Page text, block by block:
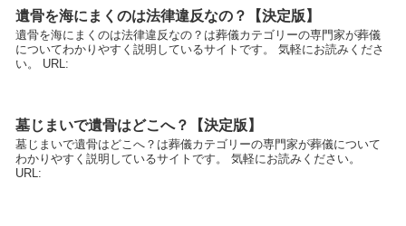
遺骨を海にまくのは法律違反なの？【決定版】
遺骨を海にまくのは法律違反なの？は葬儀カテゴリーの専門家が葬儀
についてわかりやすく説明しているサイトです。 気軽にお読みくださ
い。 URL:
墓じまいで遺骨はどこへ？【決定版】
墓じまいで遺骨はどこへ？は葬儀カテゴリーの専門家が葬儀について
わかりやすく説明しているサイトです。 気軽にお読みください。
URL: